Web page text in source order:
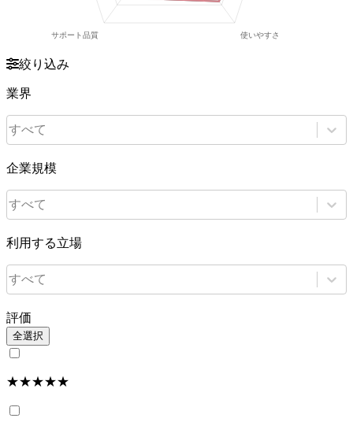
絞り込み
業界
すべて
企業規模
すべて
利用する立場
すべて
評価
全選択
★★★★★